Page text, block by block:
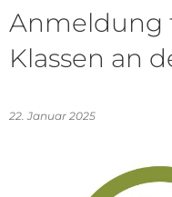
Anmeldung
Klassen an
22. Januar 2025